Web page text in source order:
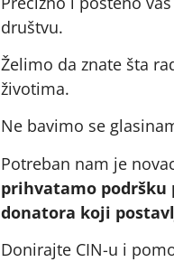
društvu.
Želimo da znate šta
životima.
Ne bavimo se
Potreban nam je
prihvatamo
donatora koji
Donirajte CIN-u i